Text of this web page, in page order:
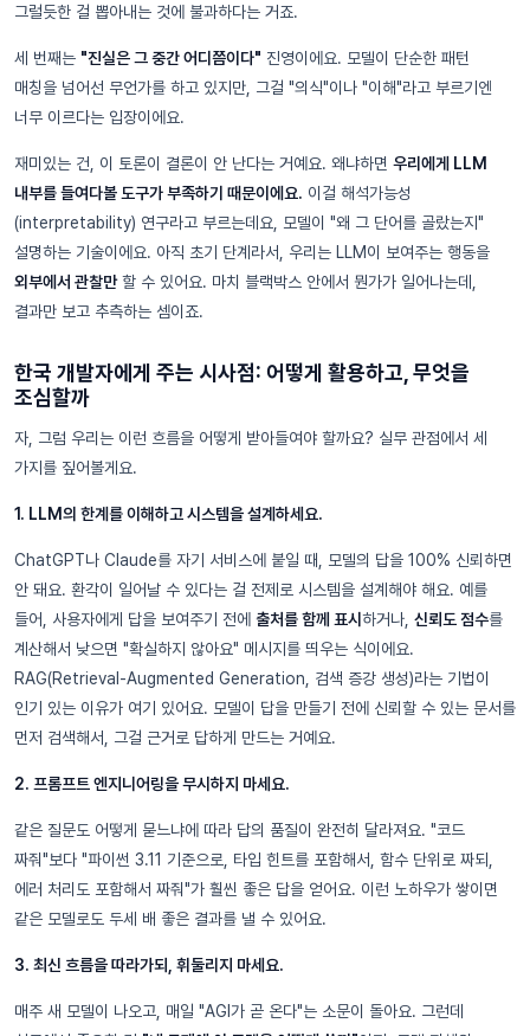
그럴듯한 걸 뽑아내는 것에 불과하다는 거죠.
세 번째는 "진실은 그 중간 어디쯤이다" 진영이에요. 모델이 단순한 패턴
매칭을 넘어선 무언가를 하고 있지만, 그걸 "의식"이나 "이해"라고 부르기엔
너무 이르다는 입장이에요.
재미있는 건, 이 토론이 결론이 안 난다는 거예요. 왜냐하면 우리에게 LLM
내부를 들여다볼 도구가 부족하기 때문이에요. 이걸 해석가능성
(interpretability) 연구라고 부르는데요, 모델이 "왜 그 단어를 골랐는지"
설명하는 기술이에요. 아직 초기 단계라서, 우리는 LLM이 보여주는 행동을
외부에서 관찰만할 수 있어요. 마치 블랙박스 안에서 뭔가가 일어나는데,
결과만 보고 추측하는 셈이죠.
한국 개발자에게 주는 시사점: 어떻게 활용하고, 무엇을
조심할까
자, 그럼 우리는 이런 흐름을 어떻게 받아들여야 할까요? 실무 관점에서 세
가지를 짚어볼게요.
1. LLM의 한계를 이해하고 시스템을 설계하세요.
ChatGPT나 Claude를 자기 서비스에 붙일 때, 모델의 답을 100% 신뢰하면
안 돼요. 환각이 일어날 수 있다는 걸 전제로 시스템을 설계해야 해요. 예를
들어, 사용자에게 답을 보여주기 전에 출처를 함께 표시하거나, 신뢰도 점수를
계산해서 낮으면 "확실하지 않아요" 메시지를 띄우는 식이에요.
RAG(Retrieval-Augmented Generation, 검색 증강 생성)라는 기법이
인기 있는 이유가 여기 있어요. 모델이 답을 만들기 전에 신뢰할 수 있는 문서를
먼저 검색해서, 그걸 근거로 답하게 만드는 거예요.
2. 프롬프트 엔지니어링을 무시하지 마세요.
같은 질문도 어떻게 묻느냐에 따라 답의 품질이 완전히 달라져요. "코드
짜줘"보다 "파이썬 3.11 기준으로, 타입 힌트를 포함해서, 함수 단위로 짜되,
에러 처리도 포함해서 짜줘"가 훨씬 좋은 답을 얻어요. 이런 노하우가 쌓이면
같은 모델로도 두세 배 좋은 결과를 낼 수 있어요.
3. 최신 흐름을 따라가되, 휘둘리지 마세요.
매주 새 모델이 나오고, 매일 "AGI가 곧 온다"는 소문이 돌아요. 그런데